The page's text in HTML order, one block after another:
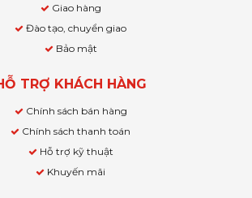
Giao hàng
Đào tạo, chuyển giao
Bảo mật
TRỢ KHÁCH HÀNG
Chính sách bán hàng
Chính sách thanh toán
Hỗ trợ kỹ thuật
Khuyến mãi